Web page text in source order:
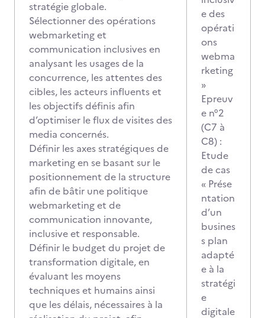
stratégie globale.
Sélectionner des opérations
webmarketing et
communication inclusives en
analysant les usages de la
concurrence, les attentes des
cibles, les acteurs influents et
les objectifs définis afin
d’optimiser le flux de visites des
media concernés.
Définir les axes stratégiques de
marketing en se basant sur le
positionnement de la structure
afin de bâtir une politique
webmarketing et de
communication innovante,
inclusive et responsable.
Définir le budget du projet de
transformation digitale, en
évaluant les moyens
techniques et humains ainsi
que les délais, nécessaires à la
e des
opérati
ons
webma
rketing
»
Epreuv
e n°2
(C7 à
C8) :
Etude
de cas
« Prése
ntation
d’un
busines
s plan
adapté
e à la
stratégi
e
digitale